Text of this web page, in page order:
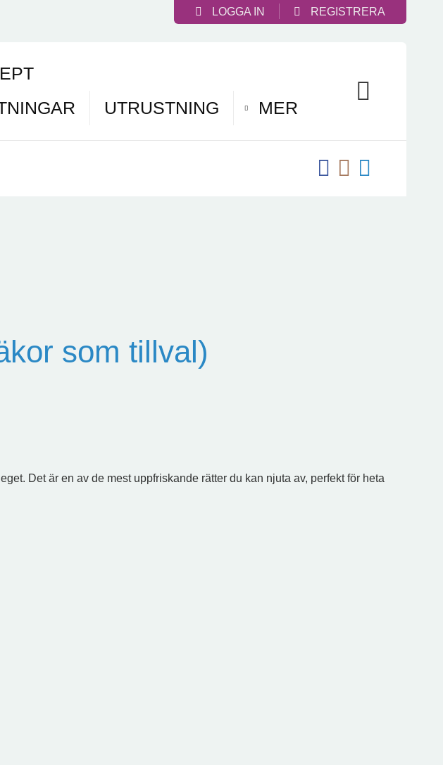
LOGGA IN REGISTRERA
UTRUSTNING MER
som tillval)
Det är en av de mest uppfriskande rätter du kan njuta av, perfekt för heta